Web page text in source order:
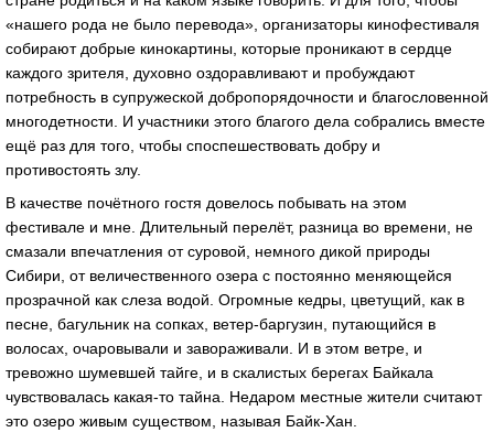
«нашего рода не было перевода», организаторы кинофестиваля
собирают добрые кинокартины, которые проникают в сердце
каждого зрителя, духовно оздоравливают и пробуждают
потребность в супружеской добропорядочности и благословенной
многодетности. И участники этого благого дела собрались вместе
ещё раз для того, чтобы споспешествовать добру и
противостоять злу.
В качестве почётного гостя довелось побывать на этом
фестивале и мне. Длительный перелёт, разница во времени, не
смазали впечатления от суровой, немного дикой природы
Сибири, от величественного озера с постоянно меняющейся
прозрачной как слеза водой. Огромные кедры, цветущий, как в
песне, багульник на сопках, ветер-баргузин, путающийся в
волосах, очаровывали и завораживали. И в этом ветре, и
тревожно шумевшей тайге, и в скалистых берегах Байкала
чувствовалась какая-то тайна. Недаром местные жители считают
это озеро живым существом, называя Байк-Хан.